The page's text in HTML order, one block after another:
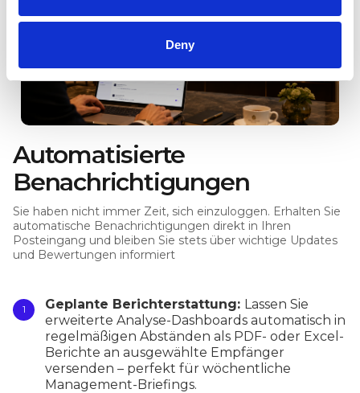
Deny
Automatisierte
Benachrichtigungen
Sie haben nicht immer Zeit, sich einzuloggen. Erhalten Sie
automatische Benachrichtigungen direkt in Ihren
Posteingang und bleiben Sie stets über wichtige Updates
und Bewertungen informiert
Geplante Berichterstattung: Lassen Sie
erweiterte Analyse-Dashboards automatisch in
regelmäßigen Abständen als PDF- oder Excel-
Berichte an ausgewählte Empfänger
versenden – perfekt für wöchentliche
Management-Briefings.